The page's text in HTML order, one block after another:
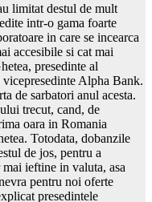
limitat destul de mult
intr-o gama foarte
in care se incearca
accesibile si cat mai
presedinte al
Alpha Bank.
de sarbatori anul acesta.
trecut, cand, de
oara in Romania
Totodata, dobanzile
de jos, pentru a
ieftine in valuta, asa
pentru noi oferte
presedintele